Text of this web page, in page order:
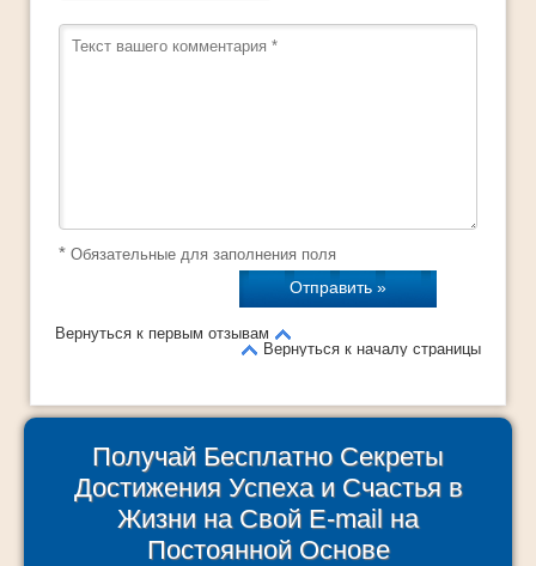
* Обязательные для заполнения поля
Вернуться к первым отзывам
Вернуться к началу страницы
Получай Бесплатно Секреты
Достижения Успеха и Счастья в
Жизни на Свой E-mail на
Постоянной Основе